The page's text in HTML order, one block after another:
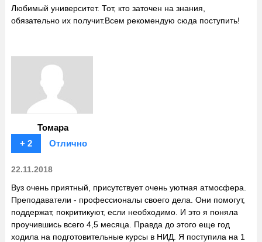
Любимый университет. Тот, кто заточен на знания,
обязательно их получит.Всем рекомендую сюда поступить!
Томара
+ 2
Отлично
22.11.2018
Вуз очень приятный, присутствует очень уютная атмосфера.
Преподаватели - профессионалы своего дела. Они помогут,
поддержат, покритикуют, если необходимо. И это я поняла
проучившись всего 4,5 месяца. Правда до этого еще год
ходила на подготовительные курсы в НИД. Я поступила на 1